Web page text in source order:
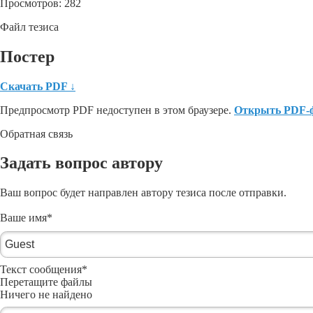
Просмотров: 282
Файл тезиса
Постер
Скачать PDF ↓
Предпросмотр PDF недоступен в этом браузере. Открыть PDF-
Обратная связь
Задать вопрос автору
Ваш вопрос будет направлен автору тезиса после отправки.
Ваше имя*
Текст сообщения*
Перетащите файлы
Ничего не найдено